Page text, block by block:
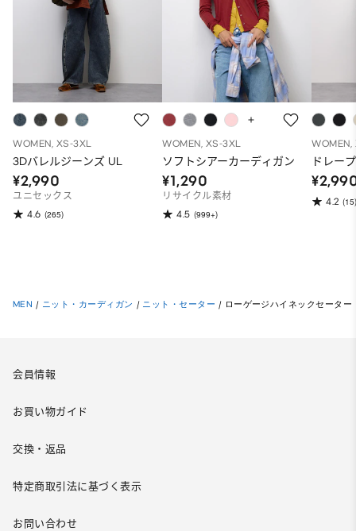
WOMEN, XS-3XL
3Dバレルジーンズ UL
¥2,990
ユニセックス
4.6 (265)
WOMEN, XS-3XL
ソフトシアーカーディガン
¥1,290
リサイクル素材
4.5 (999+)
WOMEN,
ドレー
4.2 (15)
MEN / ニット・カーディガン / ニット・セーター / ローゲージハイネックセーター
会員情報
お買い物ガイド
交換・返品
特定商取引法に基づく表示
お問い合わせ